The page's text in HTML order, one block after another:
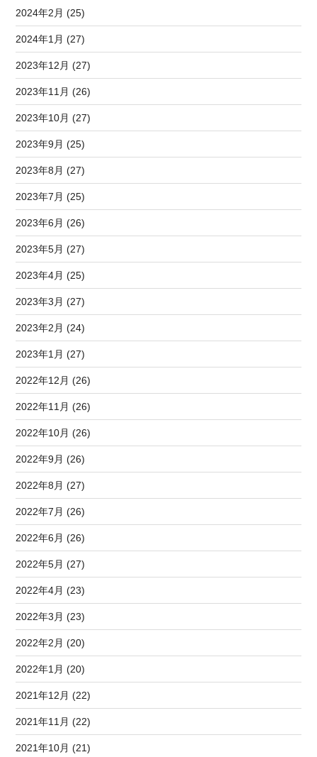
2024年2月 (25)
2024年1月 (27)
2023年12月 (27)
2023年11月 (26)
2023年10月 (27)
2023年9月 (25)
2023年8月 (27)
2023年7月 (25)
2023年6月 (26)
2023年5月 (27)
2023年4月 (25)
2023年3月 (27)
2023年2月 (24)
2023年1月 (27)
2022年12月 (26)
2022年11月 (26)
2022年10月 (26)
2022年9月 (26)
2022年8月 (27)
2022年7月 (26)
2022年6月 (26)
2022年5月 (27)
2022年4月 (23)
2022年3月 (23)
2022年2月 (20)
2022年1月 (20)
2021年12月 (22)
2021年11月 (22)
2021年10月 (21)